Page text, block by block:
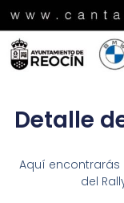
Detalle
Aquí encontrarás
del